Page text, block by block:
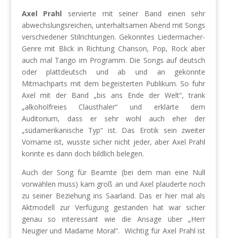
Axel Prahl servierte mit seiner Band einen sehr
abwechslungsreichen, unterhaltsamen Abend mit Songs
verschiedener Stilrichtungen. Gekonntes Liedermacher-
Genre mit Blick in Richtung Chanson, Pop, Rock aber
auch mal Tango im Programm. Die Songs auf deutsch
oder plattdeutsch und ab und an gekonnte
Mitmachparts mit dem begeisterten Publikum. So fuhr
Axel mit der Band „bis ans Ende der Welt“, trank
„alkoholfreies Clausthaler“ und erklärte dem
Auditorium, dass er sehr wohl auch eher der
„südamerikanische Typ“ ist. Das Erotik sein zweiter
Vorname ist, wusste sicher nicht jeder, aber Axel Prahl
konnte es dann doch bildlich belegen.
Auch der Song für Beamte (bei dem man eine Null
vorwählen muss) kam groß an und Axel plauderte noch
zu seiner Beziehung ins Saarland. Das er hier mal als
Aktmodell zur Verfügung gestanden hat war sicher
genau so interessant wie die Ansage über „Herr
Neugier und Madame Moral“. Wichtig für Axel Prahl ist